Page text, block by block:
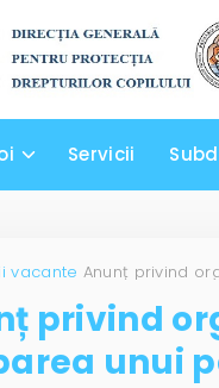
Servicii
vacante
privind
unui